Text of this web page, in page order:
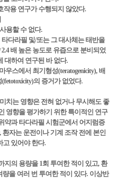
작용 연구가 수행되지 않았다.
용할 수 없다.
다라필 및/또는 그 대사체는 태반을
배 높은 농도로 유즙으로 분비되었
대하여 연구된 바 없다.
우스에서 최기형성(teratogenicity), 배
의 증거가 없었다.
치는 영향은 전혀 없거나 무시해도 좋
영향을 평가하기 위한 특이적인 연구
약과 타다라필 시험군에서 어지럼증
환자는 운전이나 기계 조작 전에 본인
고 있어야 한다.
지의 용량을 1회 투여한 적이 있고, 환
을 여러 번 투여한 적이 있다. 이상반